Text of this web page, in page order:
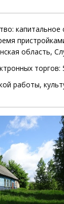
капитальное
область,
торгов:
работы,